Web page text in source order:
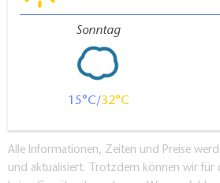
Sonntag
15 32
Alle Informationen, Zeiten und Preise
und aktualisiert. Trotzdem können wir für